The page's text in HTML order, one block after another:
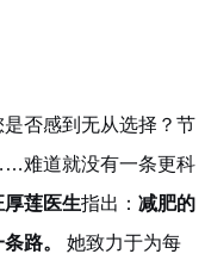
否感到无从选择？节
难道就没有一条更科
厚莲医生指出： 减肥的
路。
她致力于为每